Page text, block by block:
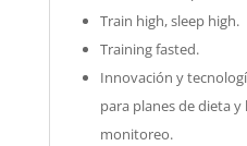
Train high, sleep high.
Training fasted.
Innovación y
para planes de dieta
monitoreo.